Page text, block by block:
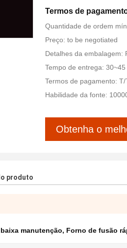
Termos de
Quantidade de ordem
Preço: to be negotiated
Detalhes da embalagem:
Tempo de entrega: 30~45
Termos de pagamento: T/
Habilidade da fonte:
Obtenha o
produto
manutenção, Forno de fusão